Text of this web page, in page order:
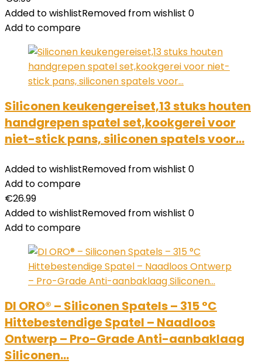
Added to wishlistRemoved from wishlist 0
Add to compare
Siliconen keukengereiset,13 stuks houten
handgrepen spatel set,kookgerei voor
niet-stick pans, siliconen spatels voor…
Added to wishlistRemoved from wishlist 0
Add to compare
€26.99
Added to wishlistRemoved from wishlist 0
Add to compare
DI ORO® – Siliconen Spatels – 315 °C
Hittebestendige Spatel – Naadloos
Ontwerp – Pro-Grade Anti-aanbaklaag
Siliconen…